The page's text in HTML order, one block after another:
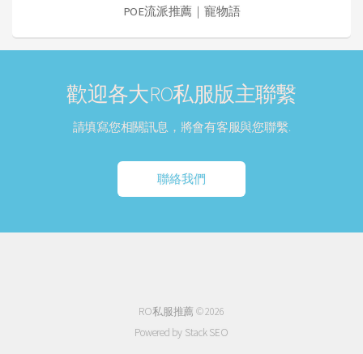
POE流派推薦 ｜ 寵物語
歡迎各大RO私服版主聯繫
請填寫您相關訊息，將會有客服與您聯繫.
聯絡我們
RO私服推薦 © 2026
Powered by Stack SEO